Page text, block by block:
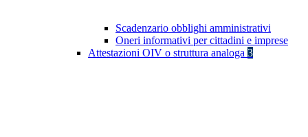
Scadenzario obblighi amministrativi
Oneri informativi per cittadini e imprese
Attestazioni OIV o struttura analoga 3